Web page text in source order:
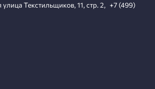
улица Текстильщиков, 11, стр. 2, +7 (499)